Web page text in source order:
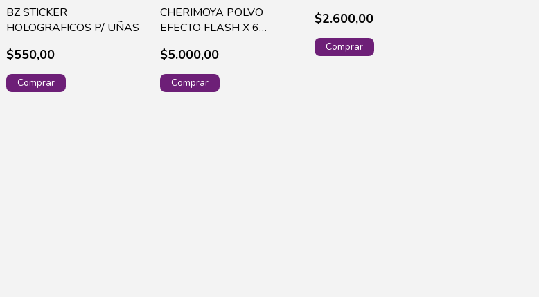
BZ STICKER
HOLOGRAFICOS P/ UÑAS
$550,00
CHERIMOYA POLVO
EFECTO FLASH X 6
$5.000,00
$2.600,00